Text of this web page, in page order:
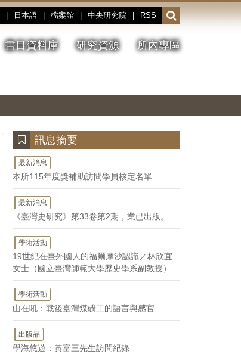
日本語 檔案館 中央研究院 RSS
開
啟
或
收
書目資料庫 研究資源 所內專區
停、
圖
圖
結
訊息摘要
最新消息
本所115年度獎補助訪問學員核定名單
最新消息
《臺灣史研究》第33卷第2期，業已出版。
學術活動
19世紀在臺外國人的福爾摩沙認識／林欣宜
女士（國立臺灣師範大學歷史學系副教授）
學術活動
山在吼：戰後臺灣煤礦工的語言與感官
出版品
學海悠遊：黃富三先生訪問紀錄